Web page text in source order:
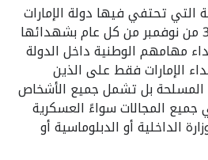
التي تحتفي فيها دولة الإمارات
العربية المتحدة بتاريخ 30 من نوفمبر من كل عام بشهدائها
مهامهم الوطنية داخل الدولة
الإمارات فقط على الذين
بل تشمل جميع الأشخاص
جميع المجالات سواءً العسكرية
الداخلية أو الدبلوماسية أو